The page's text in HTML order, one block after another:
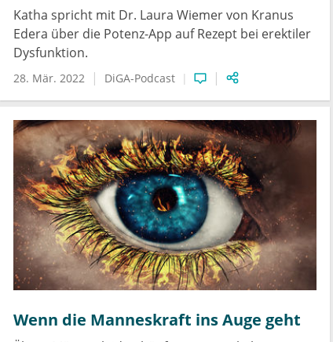
Katha spricht mit Dr. Laura Wiemer von Kranus
Edera über die Potenz-App auf Rezept bei erektiler
Dysfunktion.
28. Mär. 2022 DiGA-Podcast
Wenn die Manneskraft ins Auge geht